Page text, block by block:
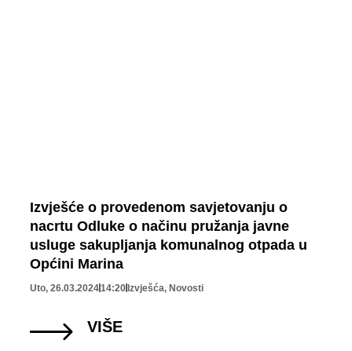
Izvješće o provedenom savjetovanju o
nacrtu Odluke o načinu pružanja javne
usluge sakupljanja komunalnog otpada u
Općini Marina
Uto, 26.03.202414:20Izvješća, Novosti
VIŠE